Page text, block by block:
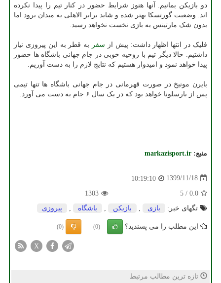
دو بازیکن بمانیم. آنها هنوز شرایط حضور در کنار تیم را پیدا نکرده
اند. وضعیت گورتسکا بهتر شده و شاید برابر الاهلی به میدان برود اما
بدون شک مارتینس به بازی نخست نخواهد رسید.
فلیک در انتها اظهار داشت: پیش از سفر
به قطر به این پیروزی نیاز
داشتیم. حالا دیگر تیم با روحیه خوبی در جام جهانی باشگاه ها حضور
پیدا خواهد نمود و امیدوار هستیم که نتایج لازم را به دست آوریم.
بایرن مونیخ در صورت قهرمانی در جام جهانی باشگاه ها تنها تیمی
پس از بارسلونا خواهد بود که در یک سال ۶ جام به دست می آورد.
منبع: markazisport.ir
1399/11/18
10:19:10
0.0
/
5
1303
تگهای خبر:
بازی بازیكن باشگاه پیروزی
این مطلب را می پسندید؟ (0)
(0)
X
تازه ترین مطالب مرتبط